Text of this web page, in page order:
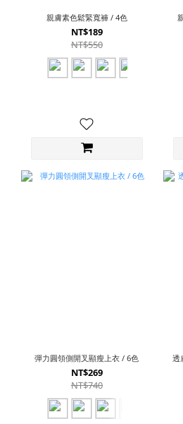
親膚素色鬆緊寬褲 / 4色
NT$189
NT$550
彈力圓領側開叉顯瘦上衣 / 6色
NT$269
NT$740
透